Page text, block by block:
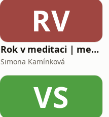
RV
Rok v meditaci | meditace cz
Simona Kamínková
VS